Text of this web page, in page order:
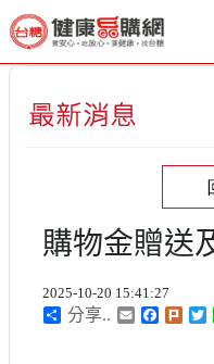
購物金贈送
2025-10-20 15:41:27
分享..